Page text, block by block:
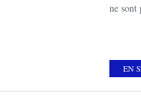
ne sont
EN